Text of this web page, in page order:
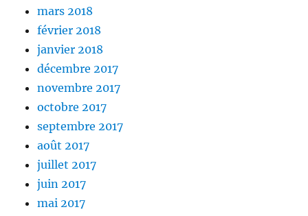
mars 2018
février 2018
janvier 2018
décembre 2017
novembre 2017
octobre 2017
septembre 2017
août 2017
juillet 2017
juin 2017
mai 2017